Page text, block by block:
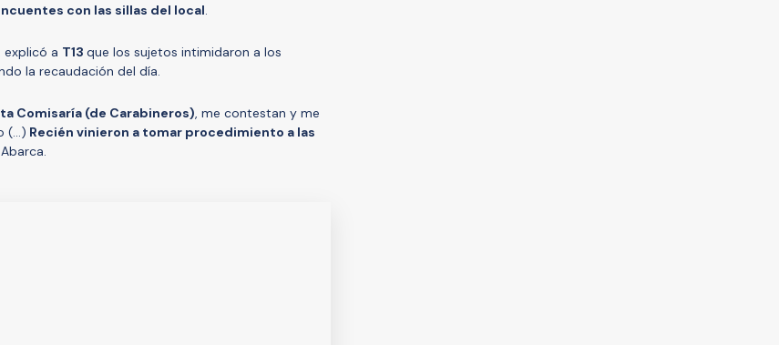
con las sillas del local.
explicó a T13 que los sujetos intimidaron a los
la recaudación del día.
Comisaría (de Carabineros), me contestan y me
(...) Recién vinieron a tomar procedimiento a las